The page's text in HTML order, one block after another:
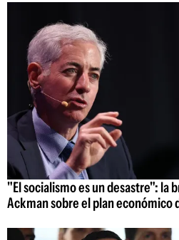
"El socialismo es un desastre": la
Ackman sobre el plan económico